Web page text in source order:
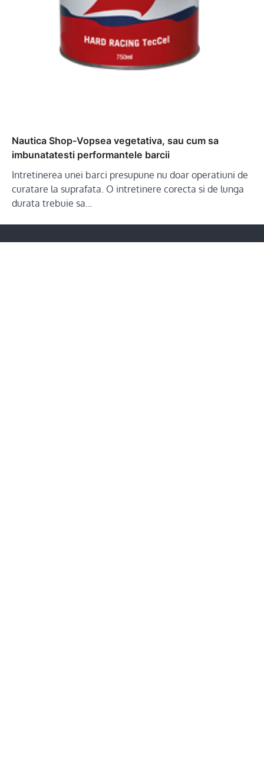
Nautica Shop-Vopsea vegetativa, sau cum sa
imbunatatesti performantele barcii
Intretinerea unei barci presupune nu doar operatiuni de
curatare la suprafata. O intretinere corecta si de lunga
durata trebuie sa…